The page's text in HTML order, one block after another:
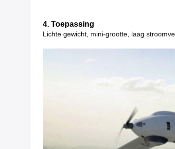
4. Toepassing
Lichte gewicht, mini-grootte, laag